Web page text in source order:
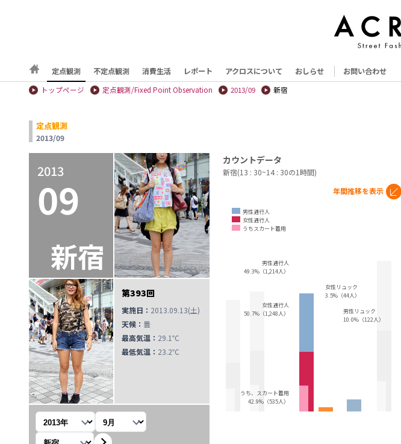
定点観測 不定点観測 消費生活 レポート アクロスについて おしらせ お問い合わせ
トップページ 定点観測/Fixed Point Observation 2013/09 新宿
定点観測
2013/09
2013
09
新宿
第393回
実施日： 2013.09.13(土)
天候： 曇
最高気温： 29.1℃
最低気温： 23.2℃
年を選択
月を選択
観測地を選択
カウントデータ
新宿(13 : 30~14 : 30の1時間)
男性通行人
女性通行人
うちスカート着用
年間推移を表示
男性通行人
49.3%（1,214人）
女性通行人
50.7%（1,248人）
うち、スカート着用
42.9%（535人）
女性リュック
3.5%（44人）
男性リュック
10.0%（122人）